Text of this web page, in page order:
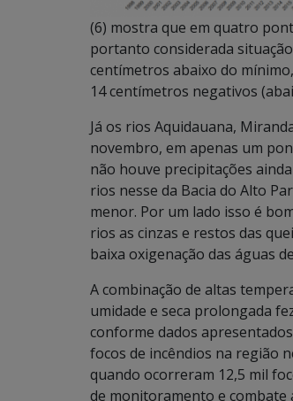
(6) mostra que em quatro
portanto considerada
centímetros abaixo do
14 centímetros negativos
Já os rios Aquidauana,
novembro, em apenas um
não houve precipitações
rios nesse da Bacia do Alto
menor. Por um lado isso é
rios as cinzas e restos das
baixa oxigenação das águas
A combinação de altas
umidade e seca prolongada
conforme dados
focos de incêndios na região
quando ocorreram 12,5 mil
de monitoramento e combate